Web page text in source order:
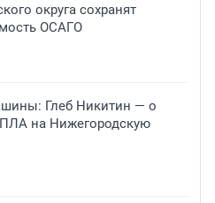
округа сохранят
ОСАГО
Глеб Никитин — о
на Нижегородскую